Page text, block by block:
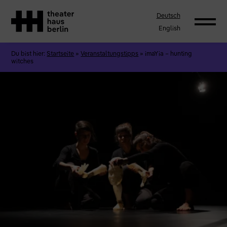
Deutsch
English
Du bist hier: Startseite »Veranstaltungstipps » imaYia – hunting
witches